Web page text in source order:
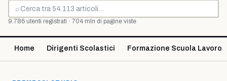
⌕
Cerca
9.786 utenti registrati · 704 mln di pagine viste
Home Dirigenti Scolastici Formazione Scuola Lavoro